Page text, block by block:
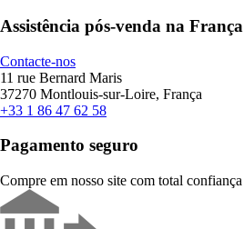
Assistência pós-venda na França
Contacte-nos
11 rue Bernard Maris
37270 Montlouis-sur-Loire, França
+33 1 86 47 62 58
Pagamento seguro
Compre em nosso site com total confiança